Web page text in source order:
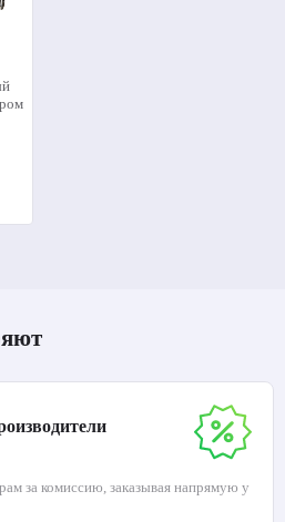
за комиссию, заказывая напрямую у